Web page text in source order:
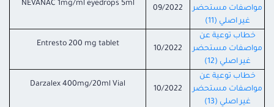
مواصفات مستحضر
غير اصلي (11)
09/2022
NEVANAC 1mg/ml eyedrops 5ml
خطاب توعية عن
مواصفات مستحضر
غير اصلي (12)
10/2022
Entresto 200 mg tablet
خطاب توعية عن
مواصفات مستحضر
غير اصلي (13)
10/2022
Darzalex 400mg/20ml Vial